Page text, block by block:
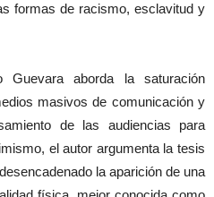
formas de racismo, esclavitud y
aborda la saturación
masivos de comunicación y
de las audiencias para
el autor argumenta la tesis
la aparición de una